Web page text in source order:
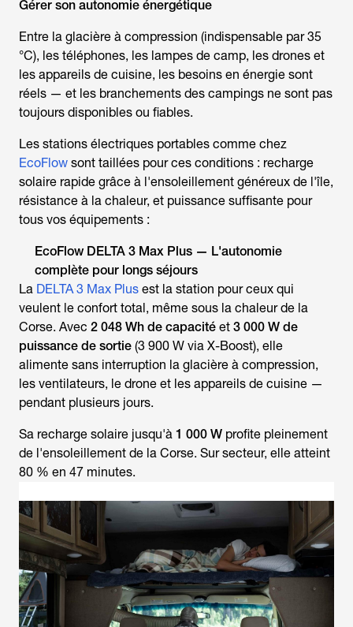
Gérer son autonomie énergétique
Entre la glacière à compression (indispensable par 35
°C), les téléphones, les lampes de camp, les drones et
les appareils de cuisine, les besoins en énergie sont
réels — et les branchements des campings ne sont pas
toujours disponibles ou fiables.
Les stations électriques portables comme chez
EcoFlow sont taillées pour ces conditions : recharge
solaire rapide grâce à l'ensoleillement généreux de l'île,
résistance à la chaleur, et puissance suffisante pour
tous vos équipements :
EcoFlow DELTA 3 Max Plus — L'autonomie
complète pour longs séjours
La DELTA 3 Max Plus est la station pour ceux qui
veulent le confort total, même sous la chaleur de la
Corse. Avec 2 048 Wh de capacité et 3 000 W de
puissance de sortie (3 900 W via X-Boost), elle
alimente sans interruption la glacière à compression,
les ventilateurs, le drone et les appareils de cuisine —
pendant plusieurs jours.
Sa recharge solaire jusqu'à 1 000 W profite pleinement
de l'ensoleillement de la Corse. Sur secteur, elle atteint
80 % en 47 minutes.